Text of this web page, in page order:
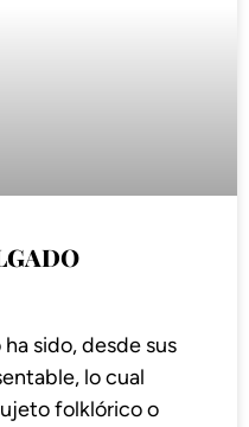
sido, desde sus
lo cual
folklórico o